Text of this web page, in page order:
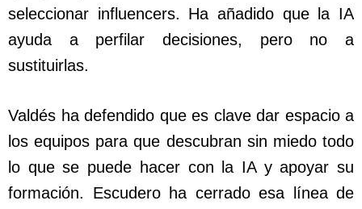
seleccionar influencers. Ha añadido que la IA
ayuda a perfilar decisiones, pero no a
sustituirlas.
Valdés ha defendido que es clave dar espacio a
los equipos para que descubran sin miedo todo
lo que se puede hacer con la IA y apoyar su
formación. Escudero ha cerrado esa línea de